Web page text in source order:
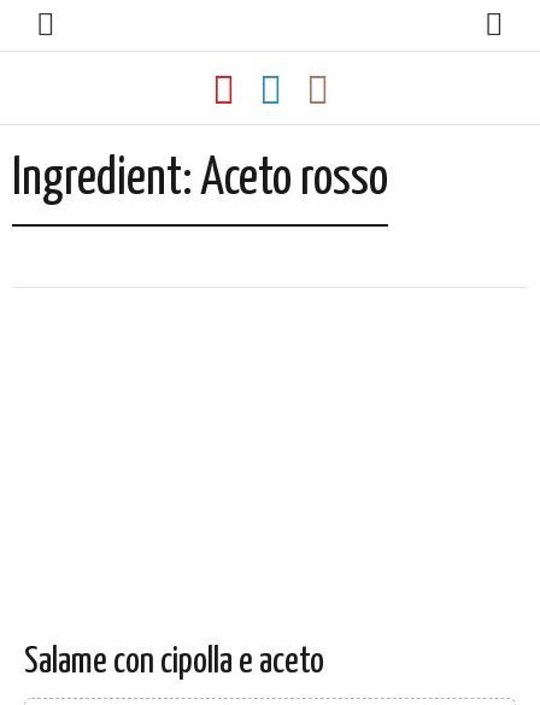
Ingredient:Aceto rosso
Salame con cipolla e aceto